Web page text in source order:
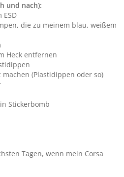
und nach):
ESD
die zu meinem blau, weißem
Heck entfernen
(Plastidippen oder so)
Stickerbomb
Tagen, wenn mein Corsa